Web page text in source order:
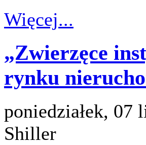
Więcej...
„Zwierzęce
rynku
poniedziałek, 07
Shiller